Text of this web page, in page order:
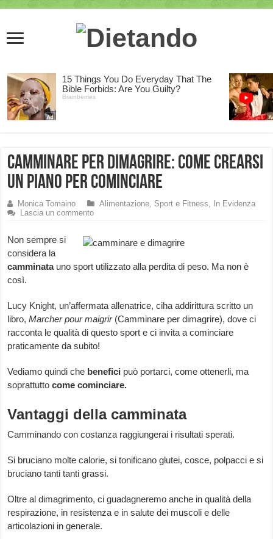
Camminare per dimagrire: come crearsi
un piano per cominciare
Monica Tomaino Alimentazione, Sport e Fitness,
In Evidenza
Lascia un commento
Non sempre si
considera la
camminatauno sport utilizzato alla perdita di peso. Ma non è
così.
Lucy Knight, un’affermata allenatrice, ciha addirittura scritto un
libro,Marcher pour maigrir (Camminare per dimagrire), dove ci
racconta le qualità di questo sport e ci invita a cominciare
praticamente da subito!
Vediamo quindi che benefici può portarci, come ottenerli, ma
soprattuttocome cominciare.
Vantaggi della camminata
Camminando con costanza raggiungerai i risultati sperati.
Si bruciano molte calorie, si tonificano glutei, cosce, polpacci e si
bruciano tanti tanti grassi.
Oltre al dimagrimento, ci guadagneremo anche in qualità della
respirazione, in resistenza e in salute dei muscoli e delle
articolazioni in generale.